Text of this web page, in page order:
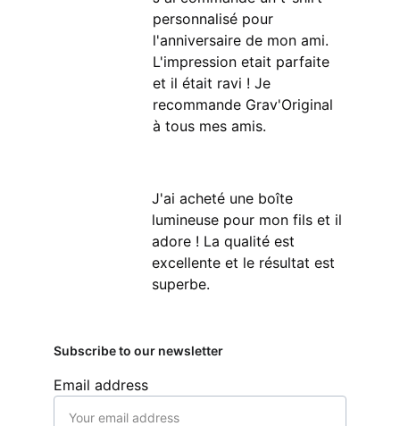
personnalisé pour
l'anniversaire de mon ami.
L'impression etait parfaite
et il était ravi ! Je
recommande Grav'Original
à tous mes amis.
J'ai acheté une boîte
lumineuse pour mon fils et il
adore ! La qualité est
excellente et le résultat est
superbe.
Email address
Subscribe to our newsletter